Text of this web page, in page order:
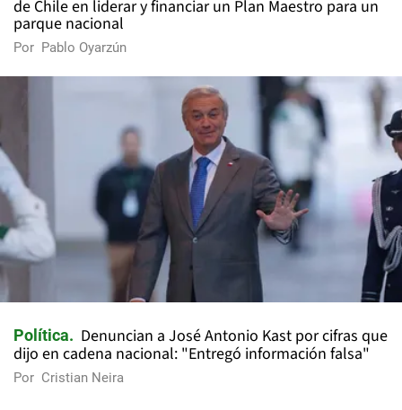
de Chile en liderar y financiar un Plan Maestro para un
parque nacional
Por Pablo Oyarzún
Política
Denuncian a José Antonio Kast por cifras que
dijo en cadena nacional: "Entregó información falsa"
Por Cristian Neira